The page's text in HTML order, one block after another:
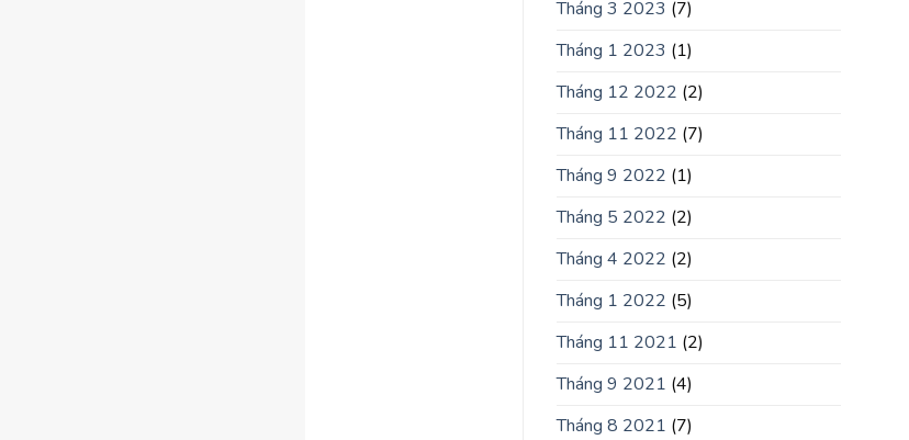
Tháng 3 2023 (7)
Tháng 1 2023 (1)
Tháng 12 2022 (2)
Tháng 11 2022 (7)
Tháng 9 2022 (1)
Tháng 5 2022 (2)
Tháng 4 2022 (2)
Tháng 1 2022 (5)
Tháng 11 2021 (2)
Tháng 9 2021 (4)
Tháng 8 2021 (7)